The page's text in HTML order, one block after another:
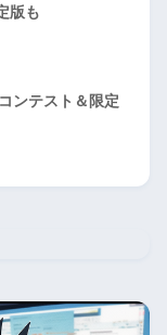
版も
ンテスト＆限定